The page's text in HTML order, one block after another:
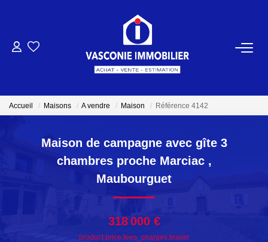
ACHETER
VENDRE
Qui Sommes-Nous
Notre Équipe
NOS ACTUALITÉS
Accueil Maisons A vendre Maison Référence 4142
Maison de campagne avec gîte 3
chambres proche Marciac ,
Maubourguet
318 000 €
product.price.fees_charges.teaser